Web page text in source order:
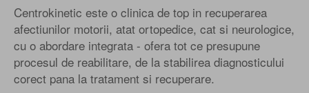
Centrokinetic este o clinica de top in recuperarea
afectiunilor motorii, atat ortopedice, cat si neurologice,
cu o abordare integrata - ofera tot ce presupune
procesul de reabilitare, de la stabilirea diagnosticului
corect pana la tratament si recuperare.